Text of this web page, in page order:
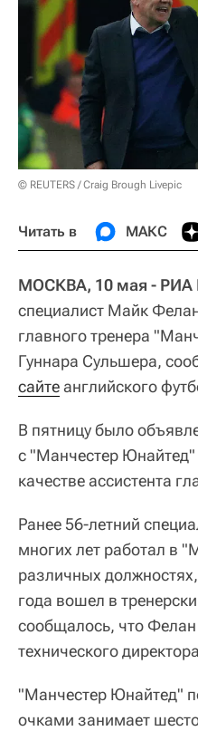
© REUTERS / Craig Brough Livepic
Читать в МАКС
МОСКВА, 10 мая - РИА
специалист Майк
главного тренера
Гуннара Сульшера,
сайтеанглийского
В пятницу было
с "Манчестер Юнайтед"
качестве ассистента
Ранее 56-летний
многих лет работал в
различных
года вошел в
сообщалось, что
технического
"Манчестер Юнайтед"
очками занимает